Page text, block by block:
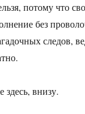
потому что
без
следов,
внизу.